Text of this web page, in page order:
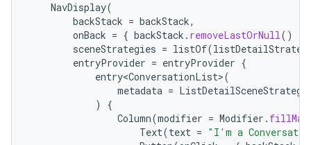
NavDisplay(
backStack = backStack,
onBack = { backStack . removeLastOrNull()
sceneStrategies = listOf(
entryProvider = entryProvider {
entry<ConversationList>(
metadata = ListDetailSceneStrategy
)
{
Column(modifier = Modifier .
Text(text = "I'm a